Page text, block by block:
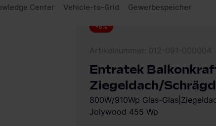
Schrägdach
-8%
Entratek
Ziegeldach/
800W/910Wp Glas-
Jolywood 455 Wp